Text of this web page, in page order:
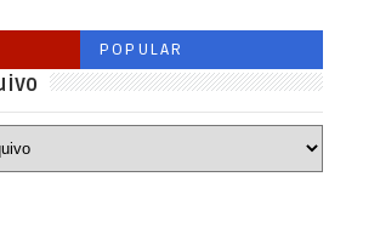
POPULAR